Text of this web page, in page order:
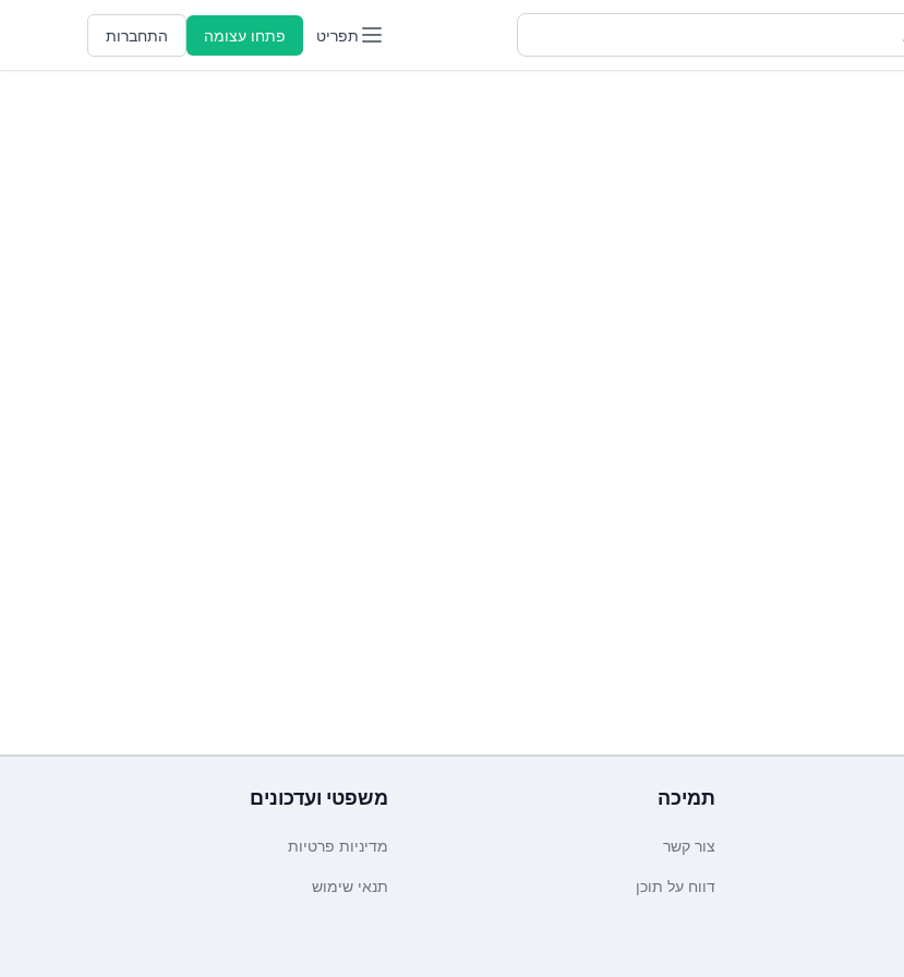
פתחו עצומה התחברות תפריט
תמיכה
צור קשר
דווח על תוכן
משפטי ועדכונים
מדיניות פרטיות
תנאי שימוש